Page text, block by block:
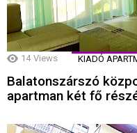
14 Views KIADÓ
Balatonszárszó
apartman két fő